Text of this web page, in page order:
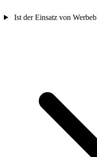
Ist der Einsatz von